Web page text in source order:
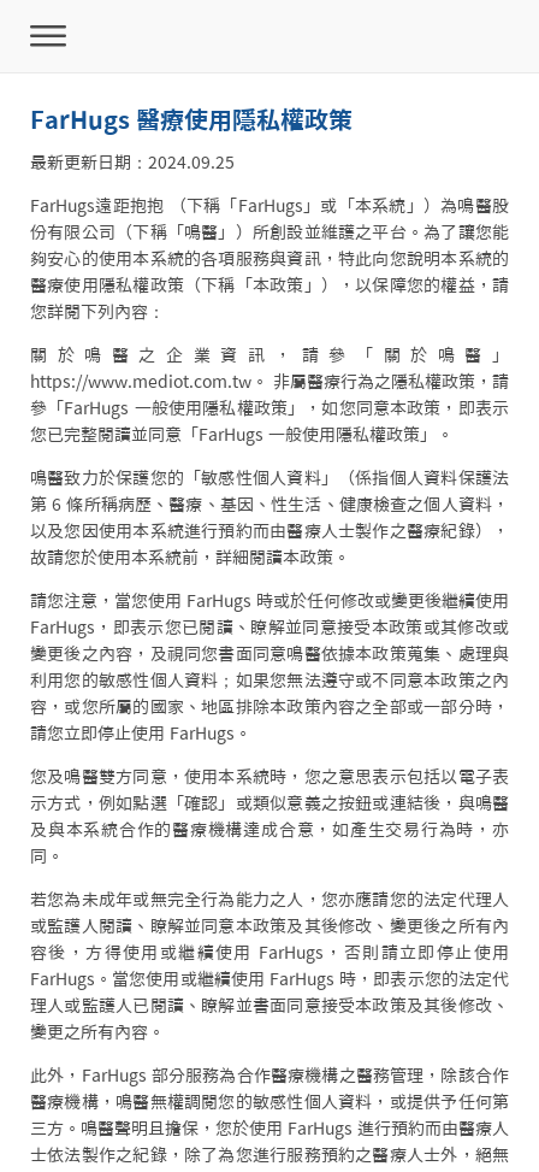
FarHugs 醫療使用隱私權政策
最新更新日期：2024.09.25
FarHugs遠距抱抱 （下稱「FarHugs」或「本系統」）為鳴醫股
份有限公司（下稱「鳴醫」）所創設並維護之平台。為了讓您能
夠安心的使用本系統的各項服務與資訊，特此向您說明本系統的
醫療使用隱私權政策（下稱「本政策」），以保障您的權益，請
您詳閱下列內容：
關於鳴醫之企業資訊，請參「關於鳴醫」
https://www.mediot.com.tw。 非屬醫療行為之隱私權政策，請
參「FarHugs 一般使用隱私權政策」，如您同意本政策，即表示
您已完整閱讀並同意「FarHugs 一般使用隱私權政策」。
鳴醫致力於保護您的「敏感性個人資料」（係指個人資料保護法
第 6 條所稱病歷、醫療、基因、性生活、健康檢查之個人資料，
以及您因使用本系統進行預約而由醫療人士製作之醫療紀錄），
故請您於使用本系統前，詳細閱讀本政策。
請您注意，當您使用 FarHugs 時或於任何修改或變更後繼續使用
FarHugs，即表示您已閱讀、瞭解並同意接受本政策或其修改或
變更後之內容，及視同您書面同意鳴醫依據本政策蒐集、處理與
利用您的敏感性個人資料；如果您無法遵守或不同意本政策之內
容，或您所屬的國家、地區排除本政策內容之全部或一部分時，
請您立即停止使用 FarHugs。
您及鳴醫雙方同意，使用本系統時，您之意思表示包括以電子表
示方式，例如點選「確認」或類似意義之按鈕或連結後，與鳴醫
及與本系統合作的醫療機構達成合意，如產生交易行為時，亦
同。
若您為未成年或無完全行為能力之人，您亦應請您的法定代理人
或監護人閱讀、瞭解並同意本政策及其後修改、變更後之所有內
容後，方得使用或繼續使用 FarHugs，否則請立即停止使用
FarHugs。當您使用或繼續使用 FarHugs 時，即表示您的法定代
理人或監護人已閱讀、瞭解並書面同意接受本政策及其後修改、
變更之所有內容。
此外，FarHugs 部分服務為合作醫療機構之醫務管理，除該合作
醫療機構，鳴醫無權調閱您的敏感性個人資料，或提供予任何第
三方。鳴醫聲明且擔保，您於使用 FarHugs 進行預約而由醫療人
士依法製作之紀錄，除了為您進行服務預約之醫療人士外，絕無